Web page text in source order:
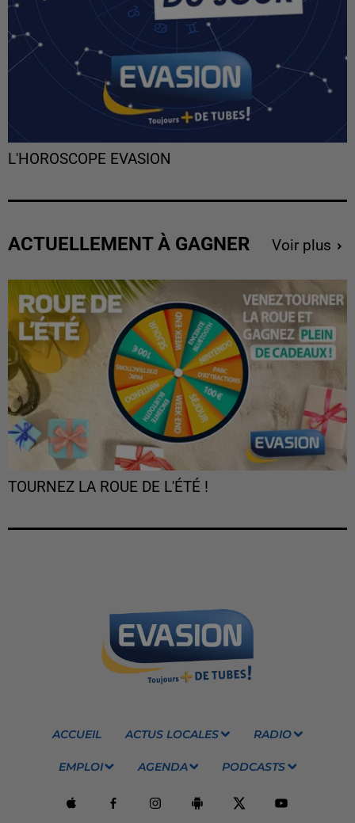
L'HOROSCOPE EVASION
ACTUELLEMENT À GAGNER Voir plus
TOURNEZ LA ROUE DE L'ÉTÉ !
ACCUEIL ACTUS LOCALES RADIO
EMPLOI AGENDA PODCASTS